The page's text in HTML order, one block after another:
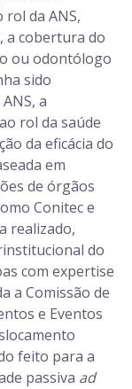
da ANS,
a cobertura do
ou odontólogo
sido
a
rol da saúde
da eficácia do
em
de órgãos
Conitec e
realizado,
do
com expertise
a Comissão de
e Eventos
feito para a
passiva ad